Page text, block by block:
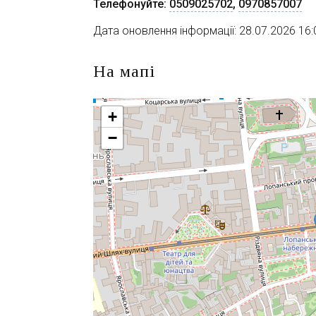
Телефонуйте: 0509025702, 0970857007
Дата оновлення інформації: 28.07.2026
На мапі
+
−